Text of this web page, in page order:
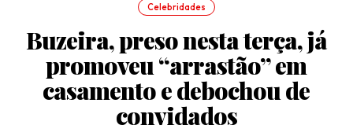
Celebridades
Buzeira, preso nesta terça, já
promoveu “arrastão” em
casamento e debochou de
convidados